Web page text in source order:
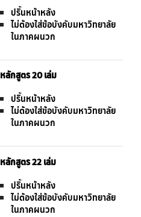
ปริ้นหน้าหลัง
ไม่ต้องใส่ข้อบังคับมหาวิทยาลัย
ในภาคผนวก
หลักสูตร 20 เล่ม
ปริ้นหน้าหลัง
ไม่ต้องใส่ข้อบังคับมหาวิทยาลัย
ในภาคผนวก
หลักสูตร 22 เล่ม
ปริ้นหน้าหลัง
ไม่ต้องใส่ข้อบังคับมหาวิทยาลัย
ในภาคผนวก